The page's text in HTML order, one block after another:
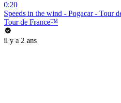
0:20
Speeds in the wind - Pogacar - Tour
Tour de France™
il y a 2 ans